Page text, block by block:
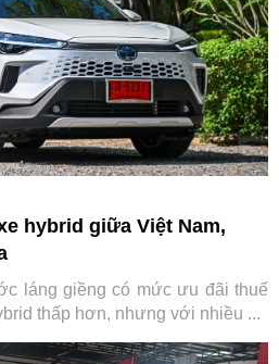
hybrid giữa Việt Nam,
láng giềng có mức ưu đãi thuế
thấp hơn, nhưng với nhiều ...